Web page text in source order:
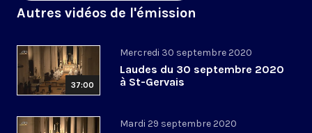
Autres vidéos de l'émission
37:00
Mercredi 30 septembre 2020
Laudes du 30 septembre 2020
à St-Gervais
Mardi 29 septembre 2020